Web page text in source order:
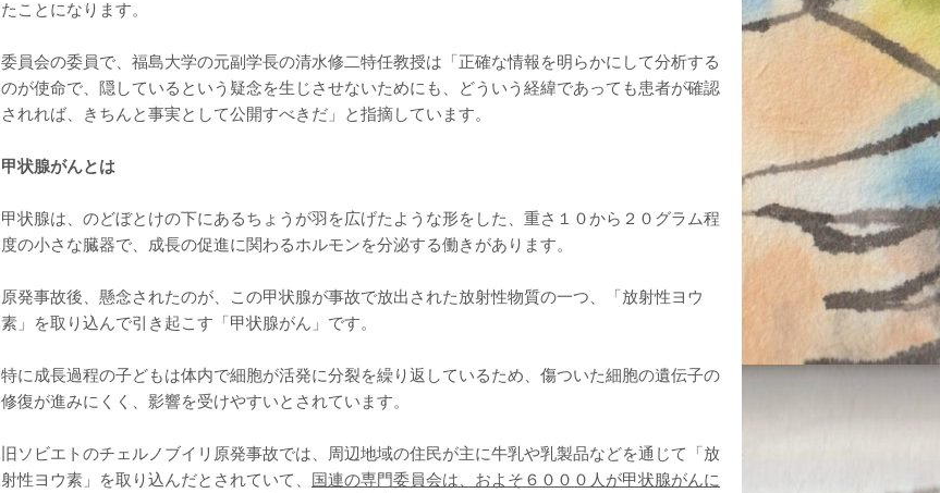
たことになります。
委員会の委員で、福島大学の元副学長の清水修二特任教授は「正確な情報を明らかにして分析する
のが使命で、隠しているという疑念を生じさせないためにも、どういう経緯であっても患者が確認
されれば、きちんと事実として公開すべきだ」と指摘しています。
甲状腺がんとは
甲状腺は、のどぼとけの下にあるちょうが羽を広げたような形をした、重さ１０から２０グラム程
度の小さな臓器で、成長の促進に関わるホルモンを分泌する働きがあります。
原発事故後、懸念されたのが、この甲状腺が事故で放出された放射性物質の一つ、「放射性ヨウ
素」を取り込んで引き起こす「甲状腺がん」です。
特に成長過程の子どもは体内で細胞が活発に分裂を繰り返しているため、傷ついた細胞の遺伝子の
修復が進みにくく、影響を受けやすいとされています。
旧ソビエトのチェルノブイリ原発事故では、周辺地域の住民が主に牛乳や乳製品などを通じて「放
射性ヨウ素」を取り込んだとされていて、
国連の専門委員会は、およそ６０００人が甲状腺がんに